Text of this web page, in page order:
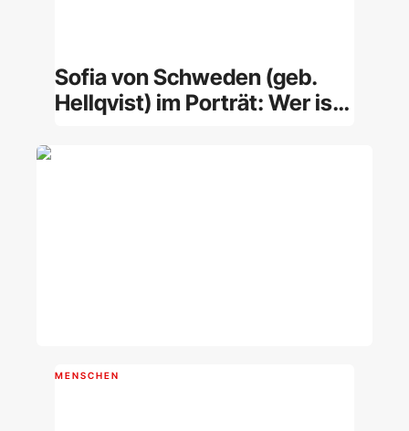
Sofia von Schweden (geb.
Hellqvist) im Porträt: Wer ist
MENSCHEN